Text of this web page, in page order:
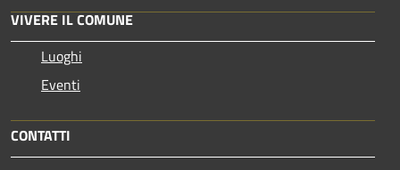
VIVERE IL COMUNE
Luoghi
Eventi
CONTATTI